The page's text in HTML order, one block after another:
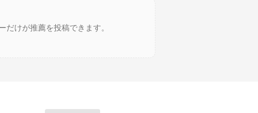
だけが推薦を投稿できます。